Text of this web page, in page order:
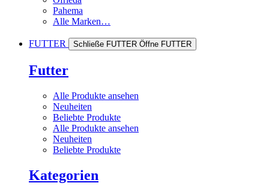
Pahema
Alle Marken…
FUTTER Schließe FUTTER Öffne FUTTER
Futter
Alle Produkte ansehen
Neuheiten
Beliebte Produkte
Alle Produkte ansehen
Neuheiten
Beliebte Produkte
Kategorien